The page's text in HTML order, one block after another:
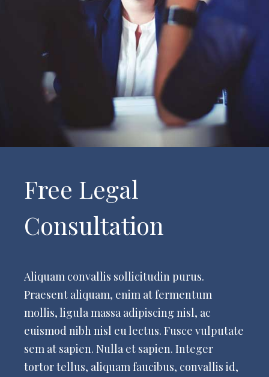
Free Legal
Consultation
Aliquam convallis sollicitudin purus.
Praesent aliquam, enim at fermentum
mollis, ligula massa adipiscing nisl, ac
euismod nibh nisl eu lectus. Fusce vulputate
sem at sapien. Nulla et sapien. Integer
tortor tellus, aliquam faucibus, convallis id,